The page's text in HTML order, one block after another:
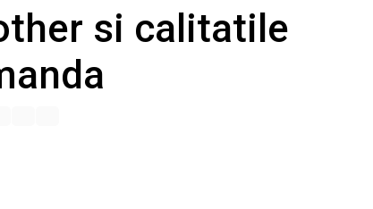
si calitatile